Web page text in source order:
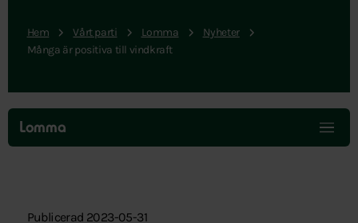
Hem Vårt parti Lomma
Nyheter
Många är positiva till vindkraft
Hoppa
över
menyn
Lomma
Publicerad 2023-05-31